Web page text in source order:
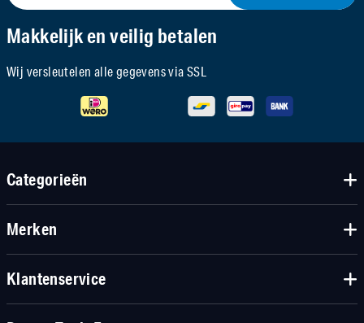
Makkelijk en veilig betalen
Wij versleutelen alle gegevens via SSL
Categorieën
Merken
Klantenservice